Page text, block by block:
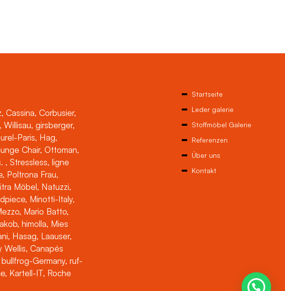
Cassina, Corbusier,
girsberger,
Paris, Hag,
Chair, Ottoman,
, Stressless, ligne
Poltrona Frau,
Möbel, Natuzzi,
Minotti-Italy,
Mario Batto,
himolla, Mies
Hasag, Laauser,
Wellis, Canapés
Germany, ruf-
Kartell-IT, Roche
Startseite
Leder galerie
Stoffmöbel Galerie
Referenzen
Über uns
Kontakt